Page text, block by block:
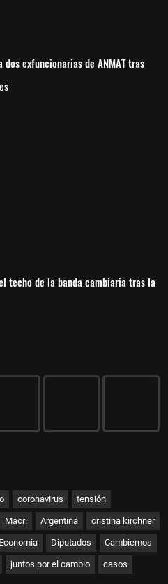
exfuncionarias de ANMAT tras
techo de la banda cambiaria tras la
coronavirus tensión
Macri Argentina cristina kirchner
Economia Diputados Cambiemos
juntos por el cambio casos